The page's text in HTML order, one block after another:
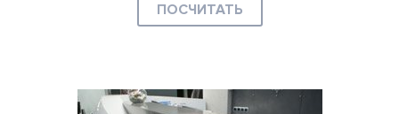
ПОСЧИТАТЬ